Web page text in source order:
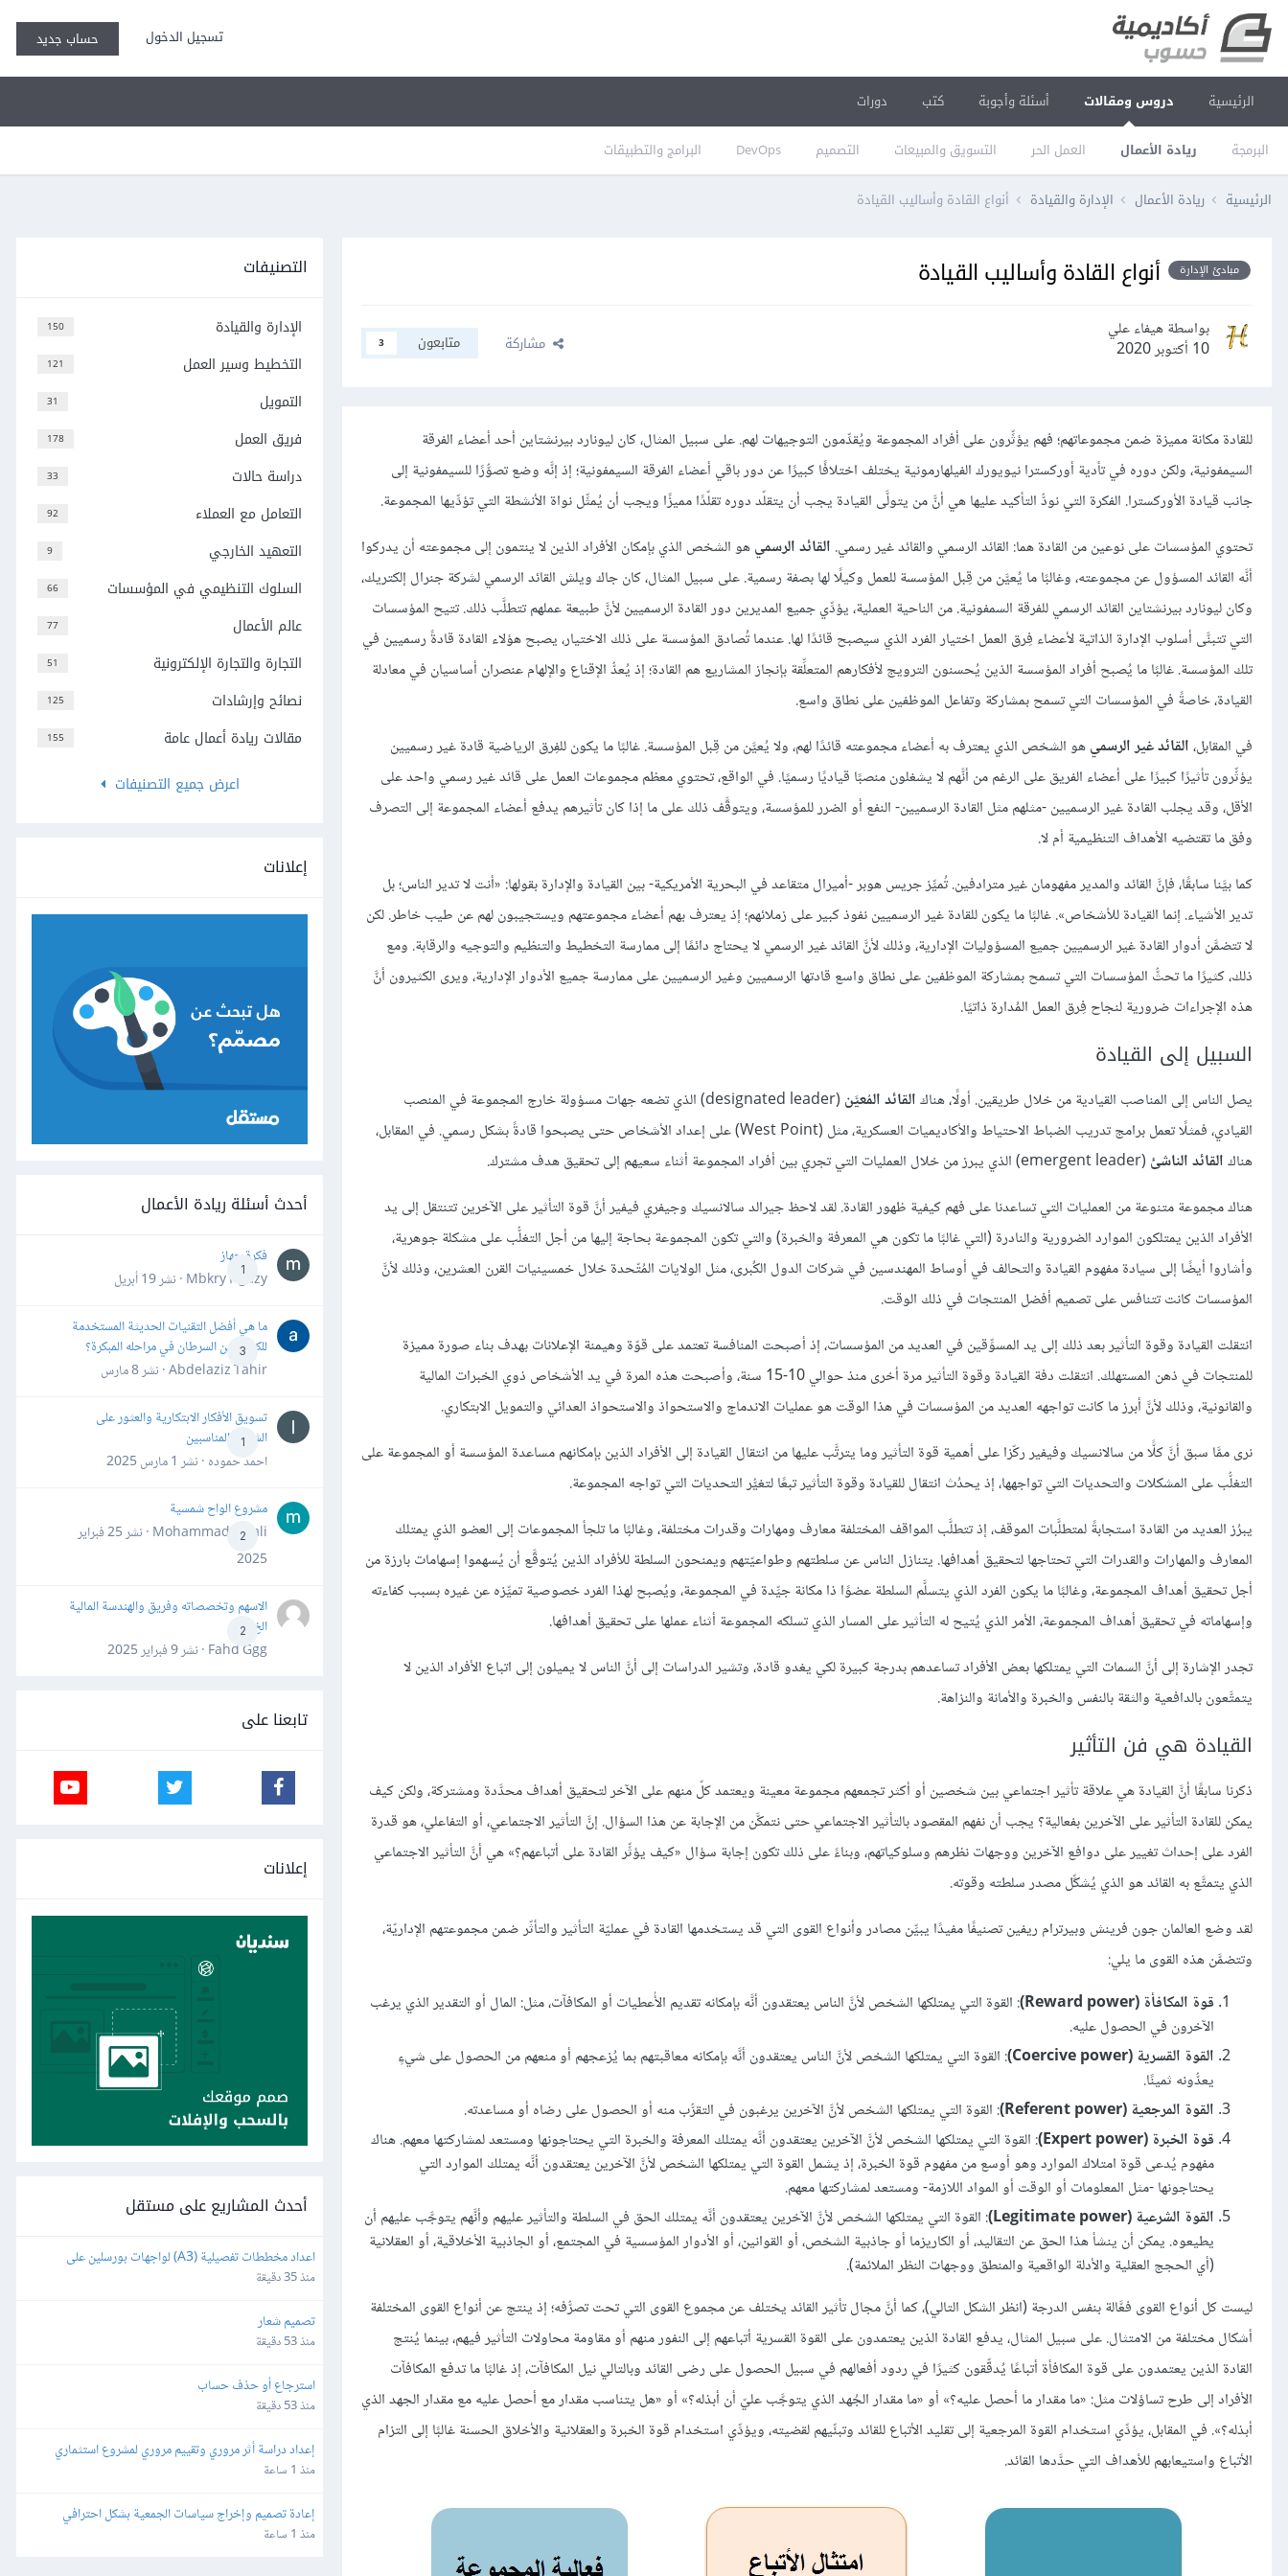
تسجيل الدخول حساب جديد
الرئيسية دروس ومقالات
البرمجة ريادة الأعمال العمل الحر التسويق والمبيعات التصميم DevOps البرامج والتطبيقات
أسئلة وأجوبة كتب دورات
الرئيسية ريادة الأعمال الإدارة والقيادة أنواع القادة وأساليب القيادة
مبادئ الإدارة أنواع القادة وأساليب القيادة
بواسطة هيفاء علي
10 أكتوبر 2020
مشاركة متابعون 3
للقادة مكانة مميزة ضمن مجموعاتهم؛ فهم يؤثِّرون على أفراد المجموعة ويُقدِّمون التوجيهات لهم. على سبيل المثال، كان ليونارد بيرنشتاين أحد أعضاء الفرقة
السيمفونية، ولكن دوره في تأدية أوركسترا نيويورك الفيلهارمونية يختلف اختلافًا كبيرًا عن دور باقي أعضاء الفرقة السيمفونية؛ إذ إنَّه وضع تصوُّرًا للسيمفونية إلى
جانب قيادة الأوركسترا. الفكرة التي نودُّ التأكيد عليها هي أنَّ من يتولَّى القيادة يجب أن يتقلّد دوره تقلّدًا مميزًا ويجب أن يُمثِّل نواة الأنشطة التي تؤدِّيها المجموعة.
تحتوي المؤسسات على نوعين من القادة هما: القائد الرسمي والقائد غير رسمي. القائد الرسميهو الشخص الذي بإمكان الأفراد الذين لا ينتمون إلى مجموعته أن يدركوا
أنَّه القائد المسؤول عن مجموعته، وغالبًا ما يُعيَّن من قِبل المؤسسة للعمل وكيلًا لها بصفة رسمية. على سبيل المثال، كان جاك ويلش القائد الرسمي لشركة جنرال إلكتريك،
وكان ليونارد بيرنشتاين القائد الرسمي للفرقة السمفونية. من الناحية العملية، يؤدِّي جميع المديرين دور القادة الرسميين لأنَّ طبيعة عملهم تتطلَّب ذلك. تتيح المؤسسات
التي تتبنَّى أسلوب الإدارة الذاتية لأعضاء فِرق العمل اختيار الفرد الذي سيصبح قائدًا لها. عندما تُصادق المؤسسة على ذلك الاختيار، يصبح هؤلاء القادة قادةً رسميين في
تلك المؤسسة. غالبًا ما يُصبح أفراد المؤسسة الذين يُحسنون الترويج لأفكارهم المتعلِّقة بإنجاز المشاريع هم القادة؛ إذ يُعدُّ الإقناع والإلهام عنصران أساسيان في معادلة
القيادة، خاصةً في المؤسسات التي تسمح بمشاركة وتفاعل الموظفين على نطاق واسع.
في المقابل،القائد غير الرسميهو الشخص الذي يعترف به أعضاء مجموعته قائدًا لهم، ولا يُعيَّن من قِبل المؤسسة. غالبًا ما يكون للفِرق الرياضية قادة غير رسميين
يؤثِّرون تأثيرًا كبيرًا على أعضاء الفريق على الرغم من أنَّهم لا يشغلون منصبًا قياديًا رسميًا. في الواقع، تحتوي معظم مجموعات العمل على قائد غير رسمي واحد على
الأقل، وقد يجلب القادة غير الرسميين -مثلهم مثل القادة الرسميين- النفع أو الضرر للمؤسسة، ويتوقَّف ذلك على ما إذا كان تأثيرهم يدفع أعضاء المجموعة إلى التصرف
وفق ما تقتضيه الأهداف التنظيمية أم لا.
كما بيَّنا سابقًا، فإنَّ القائد والمدير مفهومان غير مترادفين. تُميِّز جريس هوبر -أميرال متقاعد في البحرية الأمريكية- بين القيادة والإدارة بقولها: «أنت لا تدير الناس؛ بل
تدير الأشياء. إنما القيادة للأشخاص». غالبًا ما يكون للقادة غير الرسميين نفوذ كبير على زملائهم؛ إذ يعترف بهم أعضاء مجموعتهم ويستجيبون لهم عن طيب خاطر. لكن
لا تتضمَّن أدوار القادة غير الرسميين جميع المسؤوليات الإدارية، وذلك لأنَّ القائد غير الرسمي لا يحتاج دائمًا إلى ممارسة التخطيط والتنظيم والتوجيه والرقابة. ومع
ذلك، كثيرًا ما تحثُّ المؤسسات التي تسمح بمشاركة الموظفين على نطاق واسع قادتها الرسميين وغير الرسميين على ممارسة جميع الأدوار الإدارية، ويرى الكثيرون أنَّ
هذه الإجراءات ضرورية لنجاح فِرق العمل المُدارة ذاتيًا.
السبيل إلى القيادة
يصل الناس إلى المناصب القيادية من خلال طريقين. أولًا، هناكالقائد المُعيَّن
(designated leader) الذي تضعه جهات مسؤولة خارج المجموعة في المنصب
القيادي، فمثلًا تعمل برامج تدريب الضباط الاحتياط والأكاديميات العسكرية، مثل (West Point) على إعداد الأشخاص حتى يصبحوا قادةً بشكل رسمي. في المقابل،
هناكالقائد الناشئ (emergent leader) الذي يبرز من خلال العمليات التي تجري بين أفراد المجموعة أثناء سعيهم إلى تحقيق هدف مشترك.
هناك مجموعة متنوعة من العمليات التي تساعدنا على فهم كيفية ظهور القادة. لقد لاحظ جيرالد سالانسيك وجيفري فيفير أنَّ قوة التأثير على الآخرين تتنتقل إلى يد
الأفراد الذين يمتلكون الموارد الضرورية والنادرة (التي غالبًا ما تكون هي المعرفة والخبرة) والتي تكون المجموعة بحاجة إليها من أجل التغلُّب على مشكلة جوهرية،
وأشاروا أيضًا إلى سيادة مفهوم القيادة والتحالف في أوساط المهندسين في شركات الدول الكُبرى، مثل الولايات المُتّحدة خلال خمسينيات القرن العشرين، وذلك لأنَّ
المؤسسات كانت تتنافس على تصميم أفضل المنتجات في ذلك الوقت.
انتقلت القيادة وقوة التأثير بعد ذلك إلى يد المسوِّقين في العديد من المؤسسات، إذ أصبحت المنافسة تعتمد على قوّة وهيمنة الإعلانات بهدف بناء صورة مميزة
للمنتجات في ذهن المستهلك. انتقلت دفة القيادة وقوة التأثير مرة أخرى منذ حوالي 10-15 سنة، وأصبحت هذه المرة في يد الأشخاص ذوي الخبرات المالية
والقانونية، وذلك لأنَّ أبرز ما كانت تواجهه العديد من المؤسسات في هذا الوقت هو عمليات الاندماج والاستحواذ والاستحواذ العدائي والتمويل الابتكاري.
نرى ممَّا سبق أنَّ كلًّا من سالانسيك وفيفير ركّزا على أهمية قوة التأثير وما يترتَّب عليها من انتقال القيادة إلى الأفراد الذين بإمكانهم مساعدة المؤسسة أو المجموعة على
التغلُّب على المشكلات والتحديات التي تواجهها، إذ يحدُث انتقال للقيادة وقوة التأثير تبعًا لتغيُّر التحديات التي تواجه المجموعة.
يبرُز العديد من القادة استجابةً لمتطلَّبات الموقف، إذ تتطلَّب المواقف المختلفة معارف ومهارات وقدرات مختلفة، وغالبًا ما تلجأ المجموعات إلى العضو الذي يمتلك
المعارف والمهارات والقدرات التي تحتاجها لتحقيق أهدافها. يتنازل الناس عن سلطتهم وطواعيّتهم ويمنحون السلطة للأفراد الذين يُتوقَّع أن يُسهموا إسهامات بارزة من
أجل تحقيق أهداف المجموعة، وغالبًا ما يكون الفرد الذي يتسلَّم السلطة عضوًا ذا مكانة جيِّدة في المجموعة، ويُصبح لهذا الفرد خصوصية تميِّزه عن غيره بسبب كفاءته
وإسهاماته في تحقيق أهداف المجموعة، الأمر الذي يُتيح له التأثير على المسار الذي تسلكه المجموعة أثناء عملها على تحقيق أهدافها.
تجدر الإشارة إلى أنَّ السمات التي يمتلكها بعض الأفراد تساعدهم بدرجة كبيرة لكي يغدو قادة، وتشير الدراسات إلى أنَّ الناس لا يميلون إلى اتباع الأفراد الذين لا
يتمتَّعون بالدافعية والثقة بالنفس والخبرة والأمانة والنزاهة.
القيادة هي فن التأثير
ذكرنا سابقًا أنَّ القيادة هي علاقة تأثير اجتماعي بين شخصين أو أكثر تجمعهم مجموعة معينة ويعتمد كلّ منهم على الآخر لتحقيق أهداف محدَّدة ومشتركة، ولكن كيف
يمكن للقادة التأثير على الآخرين بفعالية؟ يجب أن نفهم المقصود بالتأثير الاجتماعي حتى نتمكَّن من الإجابة عن هذا السؤال. إنَّ التأثير الاجتماعي، أو التفاعلي، هو قدرة
الفرد على إحداث تغيير على دوافع الآخرين ووجهات نظرهم وسلوكياتهم، وبناءً على ذلك تكون إجابة سؤال «كيف يؤثِّر القادة على أتباعهم؟» هي أنَّ التأثير الاجتماعي
الذي يتمتَّع به القائد هو الذي يُشكِّل مصدر سلطته وقوته.
لقد وضع العالمان جون فرينش وبيرترام ريفين تصنيفًا مفيدًا يبيِّن مصادر وأنواع القوى التي قد يستخدمها القادة في عمليّة التأثير والتأثّر ضمن مجموعتهم الإداريّة،
وتتضمَّن هذه القوى ما يلي:
قوة المكافأة (Reward power)
: القوة التي يمتلكها الشخص لأنَّ الناس يعتقدون أنَّه بإمكانه تقديم الأُعطيات أو المكافآت، مثل: المال أو التقدير الذي يرغب
الآخرون في الحصول عليه.
القوة القسرية (Coercive power)
: القوة التي يمتلكها الشخص لأنَّ الناس يعتقدون أنَّه بإمكانه معاقبتهم بما يُزعجهم أو منعهم من الحصول على شيءٍ
يعدُّونه ثمينًا.
القوة المرجعية (Referent power)
: القوة التي يمتلكها الشخص لأنَّ الآخرين يرغبون في التقرُّب منه أو الحصول على رضاه أو مساعدته.
قوة الخبرة (Expert power)
: القوة التي يمتلكها الشخص لأنَّ الآخرين يعتقدون أنَّه يمتلك المعرفة والخبرة التي يحتاجونها ومستعد لمشاركتها معهم. هناك
مفهوم يُدعى قوة امتلاك الموارد وهو أوسع من مفهوم قوة الخبرة، إذ يشمل القوة التي يمتلكها الشخص لأنَّ الآخرين يعتقدون أنَّه يمتلك الموارد التي
يحتاجونها -مثل المعلومات أو الوقت أو المواد اللازمة- ومستعد لمشاركتها معهم.
القوة الشرعية (Legitimate power)
: القوة التي يمتلكها الشخص لأنَّ الآخرين يعتقدون أنَّه يمتلك الحق في السلطة والتأثير عليهم وأنَّهم يتوجَّب عليهم أن
يطيعوه. يمكن أن ينشأ هذا الحق عن التقاليد، أو الكاريزما أو جاذبية الشخص، أو القوانين، أو الأدوار المؤسسية في المجتمع، أو الجاذبية الأخلاقية، أو العقلانية
(أي الحجج العقلية والأدلة الواقعية والمنطق ووجهات النظر الملائمة).
ليست كل أنواع القوى فعَّالة بنفس الدرجة (انظر الشكل التالي)، كما أنَّ مجال تأثير القائد يختلف عن مجموع القوى التي تحت تصرُّفه؛ إذ ينتج عن أنواع القوى المختلفة
أشكال مختلفة من الامتثال. على سبيل المثال، يدفع القادة الذين يعتمدون على القوة القسرية أتباعهم إلى النفور منهم أو مقاومة محاولات التأثير فيهم، بينما يُنتج
القادة الذين يعتمدون على قوة المكافأة أتباعًا يُدقِّقون كثيرًا في ردود أفعالهم في سبيل الحصول على رضى القائد وبالتالي نيل المكافآت، إذ غالبًا ما تدفع المكافآت
الأفراد إلى طرح تساؤلات مثل: «ما مقدار ما أحصل عليه؟» أو «ما مقدار الجُهد الذي يتوجَّب عليّ أن أبذله؟» أو «هل يتناسب مقدار مع أحصل عليه مع مقدار الجهد الذي
أبذله؟». في المقابل، يؤدِّي استخدام القوة المرجعية إلى تقليد الأتباع للقائد وتبنِّيهم لقضيته، ويؤدِّي استخدام قوة الخبرة والعقلانية والأخلاق الحسنة غالبًا إلى التزام
الأتباع واستيعابهم للأهداف التي حدَّدها القائد.
التصنيفات
150 الإدارة والقيادة
121 التخطيط وسير العمل
31 التمويل
178 فريق العمل
33 دراسة حالات
92 التعامل مع العملاء
9 التعهيد الخارجي
66 السلوك التنظيمي في المؤسسات
77 عالم الأعمال
51 التجارة والتجارة الإلكترونية
125 نصائح وإرشادات
155
مقالات ريادة أعمال عامة
اعرض جميع التصنيفات
إعلانات
أحدث أسئلة ريادة الأعمال
1
فكرة جهاز
Mbkry Hgazy · نشر
19 أبريل
3
ما هي أفضل التقنيات الحديثة المستخدمة
للكشف عن السرطان في مراحله المبكرة؟
Abdelaziz Tahir · نشر
8 مارس
1
تسويق الأفكار الابتكارية والعثور على
الشركاء المناسبين
احمد حموده · نشر 1 مارس 2025
2
مشروع الواح شمسية
Mohammad Awali · نشر
25 فبراير
2025
2
الاسهم وتخصصاته وفريق والهندسة المالية
الخ
Fahd Ggg · نشر
9 فبراير 2025
تابعنا على
إعلانات
أحدث المشاريع على مستقل
الأوتوكاد
منذ 35 دقيقة
تصميم شعار
منذ 53 دقيقة
استرجاع أو حذف حساب
منذ 53 دقيقة
إعداد دراسة أثر مروري وتقييم مروري لمشروع استثماري
منذ 1 ساعة
إعادة تصميم وإخراج سياسات الجمعية بشكل احترافي
منذ 1 ساعة